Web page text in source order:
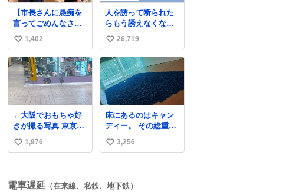
るためジム通いを開
始。筋肉増量のため
おにぎり10個、ゼリ
ー飲料3～4本、パス
タと毎日4千kcalオー
バーの食事を摂取
し、増量したとい
う。
【市長さんに愚痴を
言ってごめんなさい
ね】 今日も避難所を
回り、皆さんのお話
を伺いました。 少し
辛そうな表情をされ
ていた高齢の女性
に、「どうぞ遠慮な
く、何でも話してく
ださい」と声をかけ
ました。
い
い
ね
数
1,402
人を誘って断られた
らもう誘えなくなる
って人、これ見て元
気出してほしい
い
い
ね
数
26,719
←大阪でおもちゃ好
きが撮る写真 東京で
おもちゃ好きが撮る
写真→
い
数
1,976
床にあるのはキャン
ディー。 その総重量
は亡くなった人と同
等の重さだそうで
ち帰っているような
い
数
3,256
電車遅延 （在来線、私鉄、地下鉄）